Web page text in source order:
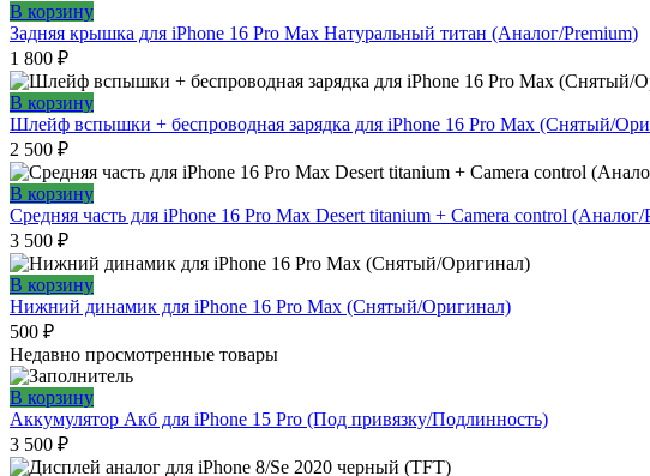
В корзину
Задняя крышка для iPhone 16 Pro Max Натуральный титан (Аналог/Premium)
1 800 ₽
В корзину
Шлейф вспышки + беспроводная зарядка для iPhone 16 Pro Max (Снятый/
2 500 ₽
В корзину
Средняя часть для iPhone 16 Pro Max Desert titanium + Camera control (Аналог/
3 500 ₽
В корзину
Нижний динамик для iPhone 16 Pro Max (Снятый/Оригинал)
500 ₽
Недавно просмотренные товары
В корзину
Аккумулятор Акб для iPhone 15 Pro (Под привязку/Подлинность)
3 500 ₽